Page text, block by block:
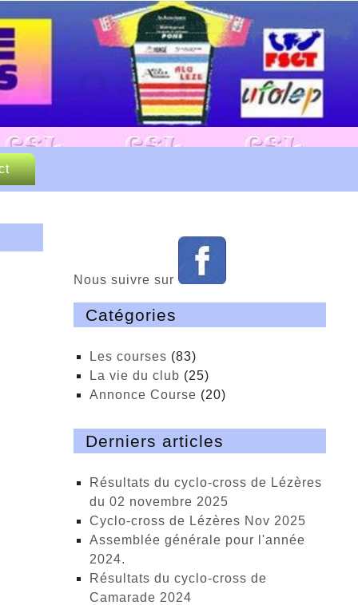
Loisirs
Nous suivre sur
Catégories
Les courses (83)
La vie du club (25)
Annonce Course (20)
Derniers articles
Résultats du cyclo-cross de Lézères
du 02 novembre 2025
cyclo-cross de Lézères Nov 2025
Assemblée générale pour l'année
2024.
Résultats du cyclo-cross de
Camarade 2024